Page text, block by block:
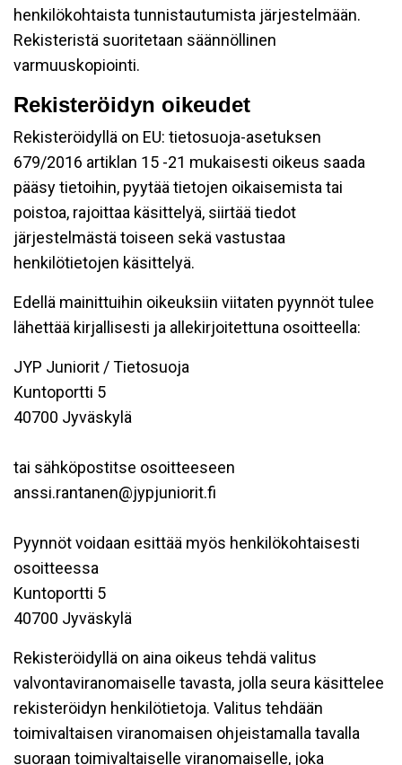
henkilökohtaista tunnistautumista järjestelmään.
Rekisteristä suoritetaan säännöllinen
varmuuskopiointi.
Rekisteröidyn oikeudet
Rekisteröidyllä on EU: tietosuoja-asetuksen
679/2016 artiklan 15 -21 mukaisesti oikeus saada
pääsy tietoihin, pyytää tietojen oikaisemista tai
poistoa, rajoittaa käsittelyä, siirtää tiedot
järjestelmästä toiseen sekä vastustaa
henkilötietojen käsittelyä.
Edellä mainittuihin oikeuksiin viitaten pyynnöt tulee
lähettää kirjallisesti ja allekirjoitettuna osoitteella:
JYP Juniorit / Tietosuoja
Kuntoportti 5
40700 Jyväskylä
tai sähköpostitse osoitteeseen
anssi.rantanen@jypjuniorit.fi
Pyynnöt voidaan esittää myös henkilökohtaisesti
osoitteessa
Kuntoportti 5
40700 Jyväskylä
Rekisteröidyllä on aina oikeus tehdä valitus
valvontaviranomaiselle tavasta, jolla seura käsittelee
rekisteröidyn henkilötietoja. Valitus tehdään
toimivaltaisen viranomaisen ohjeistamalla tavalla
suoraan toimivaltaiselle viranomaiselle, joka